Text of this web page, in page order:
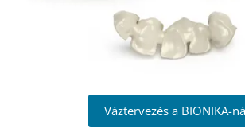
Váztervezés a BIONIKA-